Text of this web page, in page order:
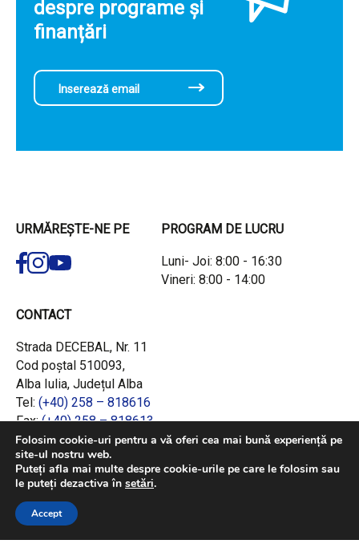
despre programe și
finanțări
URMĂREȘTE-NE PE PROGRAM DE LUCRU
Luni- Joi: 8:00 - 16:30
Vineri: 8:00 - 14:00
CONTACT
Strada DECEBAL, Nr. 11
Cod poștal 510093,
Alba Iulia, Județul Alba
Tel: (+40) 258 – 818616
Fax:(+40) 258 – 818613
Email:office@adrcentru.ro
LINK-URI RAPIDE
Consiliul European
Jurnalul Oficial al Uniunii Europene
Folosim cookie-uri pentru a vă oferi cea mai bună experiență pe
site-ul nostru web.
Puteți afla mai multe despre cookie-urile pe care le folosim sau
le puteți dezactiva în setări.
Accept